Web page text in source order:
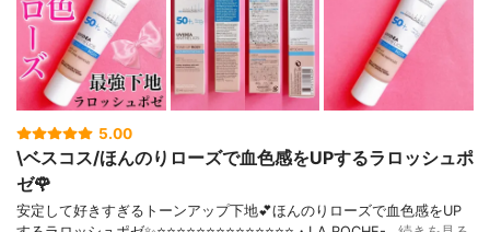
5.00
\ベスコス/ほんのりローズで血色感をUPするラロッシュポ
ゼ🌹
安定して好きすぎるトーンアップ下地💕ほんのりローズで血色感をUP